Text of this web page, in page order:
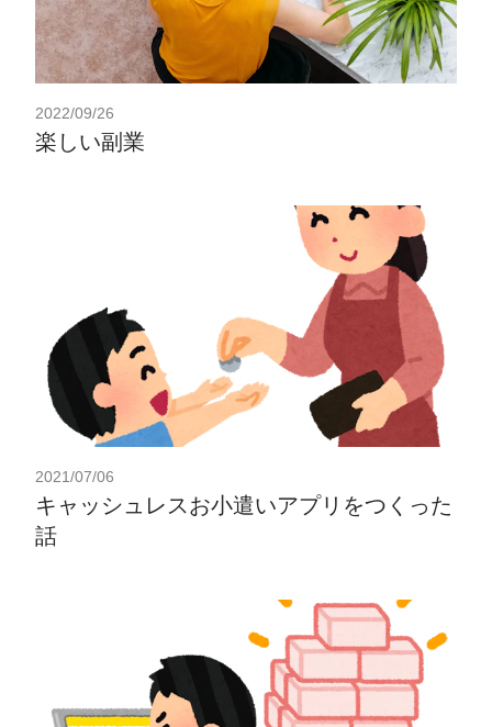
2022/09/26
楽しい副業
2021/07/06
キャッシュレスお小遣いアプリをつくった
話